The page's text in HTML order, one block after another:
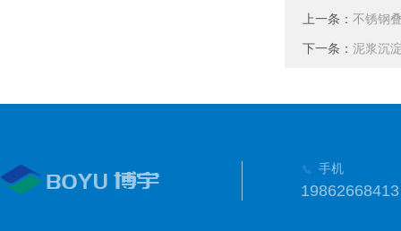
上一条： 不锈钢
下一条： 泥浆沉
手机
19862668413